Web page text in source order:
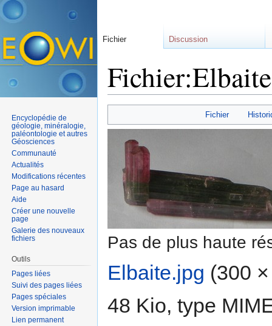
Fichier
Pas de plus haute
Elbaite.jpg (300
48 Kio, type
Fichier Discussion
Encyclopédie de
géologie, minéralogie,
paléontologie et autres
Géosciences
Communauté
Actualités
Modifications récentes
Page au hasard
Aide
Créer une nouvelle
page
Galerie des nouveaux
fichiers
Outils
Pages liées
Suivi des pages liées
Pages spéciales
Version imprimable
Lien permanent